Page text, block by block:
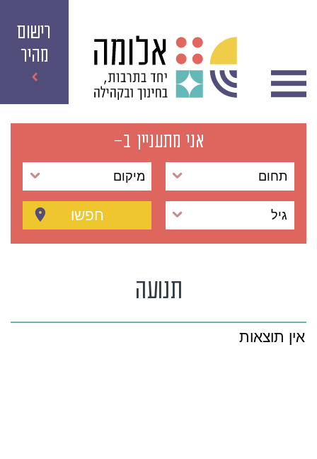
רישום
מהיר
אני מתעניין ב-
תחום מיקום
גיל חפשו
תנועה
אין תוצאות